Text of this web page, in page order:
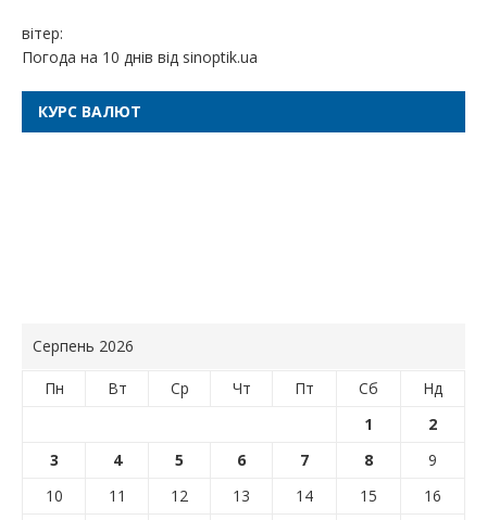
вітер:
Погода на 10 днів від sinoptik.ua
КУРС ВАЛЮТ
Серпень 2026
Пн Вт Ср Чт Пт Сб
Нд
1
2
3
4 5 6 7 8
9
10
11 12 13 14 15
16